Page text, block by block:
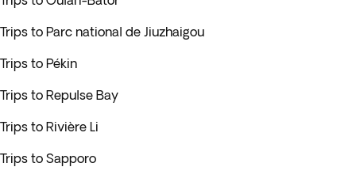
Trips to Parc national de Jiuzhaigou
Trips to Pékin
Trips to Repulse Bay
Trips to Rivière Li
Trips to Sapporo